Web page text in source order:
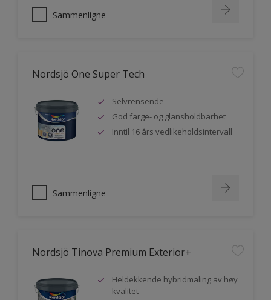
Sammenligne
Nordsjö One Super Tech
Selvrensende
God farge- og glansholdbarhet
Inntil 16 års vedlikeholdsintervall
Sammenligne
Nordsjö Tinova Premium Exterior+
Heldekkende hybridmaling av høy
kvalitet